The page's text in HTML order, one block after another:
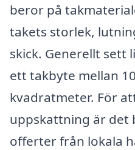
beror på
takets storlek,
skick. Generellt sett
ett takbyte mellan
kvadratmeter. För
uppskattning är det
offerter från lokala